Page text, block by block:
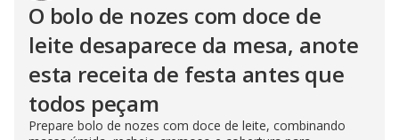
O bolo de nozes com doce de
leite desaparece da mesa, anote
esta receita de festa antes que
todos peçam
Prepare bolo de nozes com doce de leite, combinando